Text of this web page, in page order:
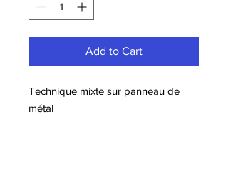
Add to Cart
Technique mixte sur panneau de
métal